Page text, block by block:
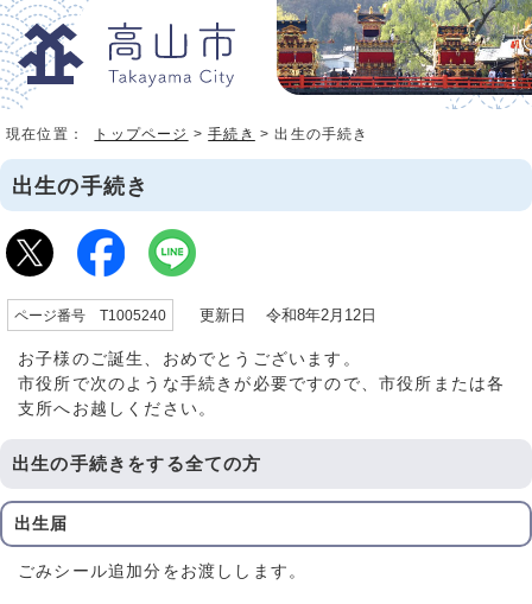
現在位置： トップページ >手続き > 出生の手続き
出生の手続き
ページ番号 T1005240 更新日 令和8年2月12日
お子様のご誕生、おめでとうございます。
市役所で次のような手続きが必要ですので、市役所または各
支所へお越しください。
出生の手続きをする全ての方
出生届
ごみシール追加分をお渡しします。